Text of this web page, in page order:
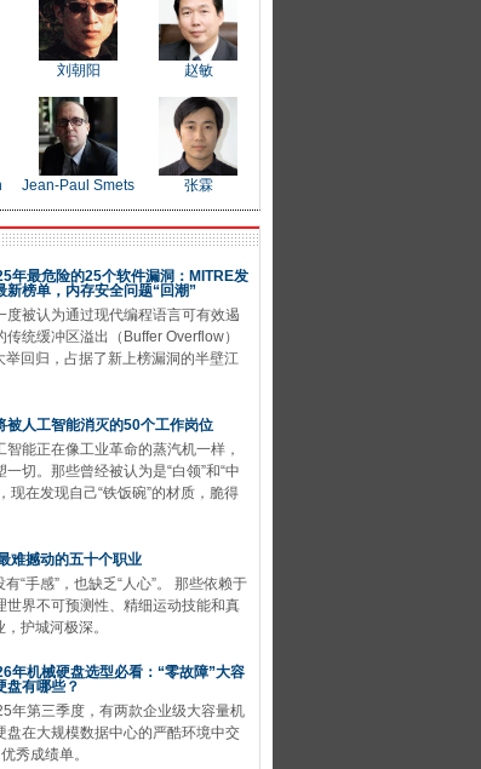
刘朝阳 赵敏
Jean-Paul Smets 张霖
年最危险的25个软件漏洞：MITRE发
新榜单，内存安全问题“回潮”
度被认为通过现代编程语言可有效遏
传统缓冲区溢出（Buffer Overflow）
举回归，占据了新上榜漏洞的半壁江
被人工智能消灭的50个工作岗位
智能正在像工业革命的蒸汽机一样，
一切。那些曾经被认为是“白领”和“中
现在发现自己“铁饭碗”的材质，脆得
难撼动的五十个职业
有“手感”，也缺乏“人心”。 那些依赖于
世界不可预测性、精细运动技能和真
护城河极深。
年机械硬盘选型必看：“零故障”大容
盘有哪些？
年第三季度，有两款企业级大容量机
盘在大规模数据中心的严酷环境中交
秀成绩单。